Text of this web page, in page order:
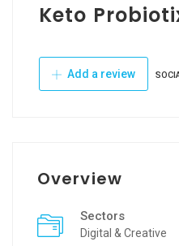
Keto
Add a review
Overview
Sectors
Digital & Creative